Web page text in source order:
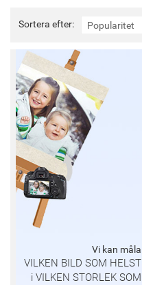
Sortera efter: Popularitet
Sortera
efter:
Vi kan måla
VILKEN BILD SOM HELST
i VILKEN STORLEK SOM